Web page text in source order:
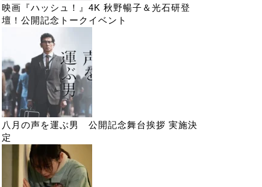
映画『ハッシュ！』4K 秋野暢子＆光石研登
壇！公開記念トークイベント
八月の声を運ぶ男 公開記念舞台挨拶 実施決
定